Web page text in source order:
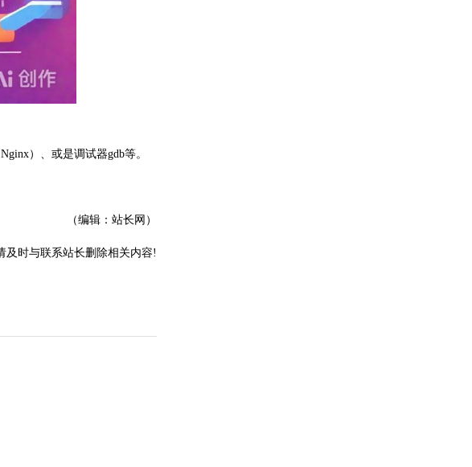
）、或是调试器gdb等。
（编辑：站长网）
及时与联系站长删除相关内容!